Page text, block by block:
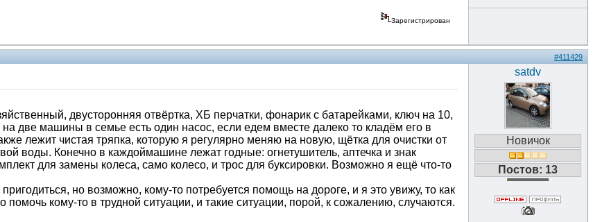
Зарегистрирован
#411429
двусторонняя отвёртка, ХБ перчатки, фонарик с батарейками, ключ на 10,
две машины в семье есть один насос, если едем вместе далеко то кладём его в
лежит чистая тряпка, которую я регулярно меняю на новую, щётка для очистки от
воды. Конечно в каждоймашине лежат годные: огнетушитель, аптечка и знак
для замены колеса, само колесо, и трос для буксировки. Возможно я ещё что-то
но возможно, кому-то потребуется помощь на дороге, и я это увижу, то как
кому-то в трудной ситуации, и такие ситуации, порой, к сожалению, случаются.
satdv
Новичок
Постов: 13